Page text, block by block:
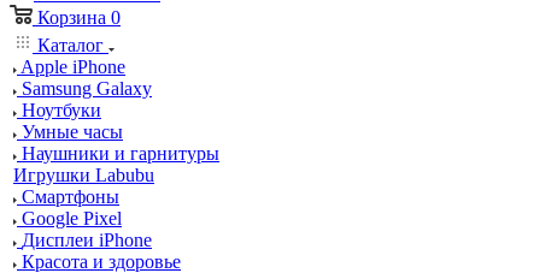
Корзина 0
Каталог
Apple iPhone
Samsung Galaxy
Ноутбуки
Умные часы
Наушники и гарнитуры
Игрушки Labubu
Смартфоны
Google Pixel
Дисплеи iPhone
Красота и здоровье